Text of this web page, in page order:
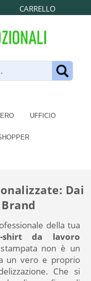
CARRELLO
UFFICIO
Dai
della tua
shirt da lavoro
non è un
un vero e proprio
Che si